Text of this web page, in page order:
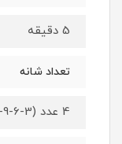
5 دقیقه
تعداد شانه
4 عدد (3-6-9-12 میلی متر)